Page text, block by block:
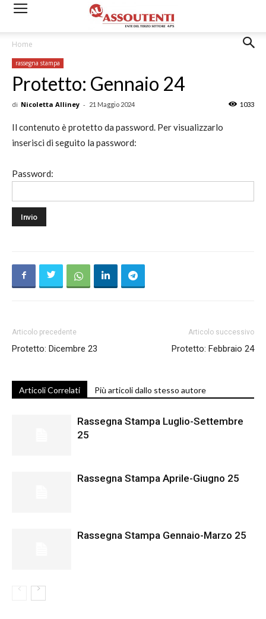
Home
rassegna stampa
Protetto: Gennaio 24
di Nicoletta Alliney - 21 Maggio 2024 1033
Il contenuto è protetto da password. Per visualizzarlo
inserisci di seguito la password:
Password:
Articolo precedente
Protetto: Dicembre 23
Articolo successivo
Protetto: Febbraio 24
Articoli Correlati Più articoli dallo stesso autore
Rassegna Stampa Luglio-Settembre
25
Rassegna Stampa Aprile-Giugno 25
Rassegna Stampa Gennaio-Marzo 25